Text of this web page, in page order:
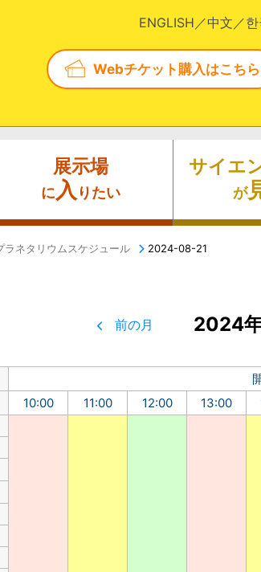
ENGLISH 中文
Webチケット購入はこちら
展示場
に入 りたい
サイエ
が
ラネタリウムスケジュール 2024-08-21
前の月 2024
10:00
11:00 12:00 13:00